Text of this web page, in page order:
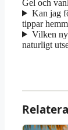
Gel och
Kan jag
tippar
Vilken
naturligt